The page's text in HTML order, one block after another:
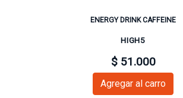
ENERGY DRINK CAFFEINE
HIGH5
$ 51.000
Agregar al carro